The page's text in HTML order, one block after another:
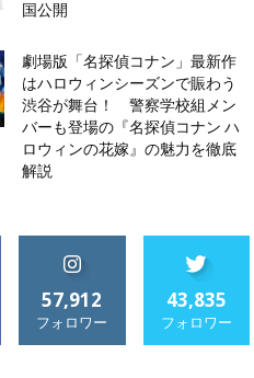
国公開
劇場版「名探偵コナン」最新作
はハロウィンシーズンで賑わう
渋谷が舞台！ 警察学校組メン
バーも登場の『名探偵コナン ハ
ロウィンの花嫁』の魅力を徹底
解説
57,912
フォロワー
43,835
フォロワー